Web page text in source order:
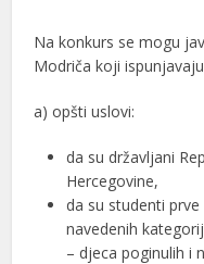
Na konkurs se mogu
Modriča koji
a) opšti uslovi:
da su državljani
Hercegovine,
da su studenti
navedenih
– djeca poginulih i